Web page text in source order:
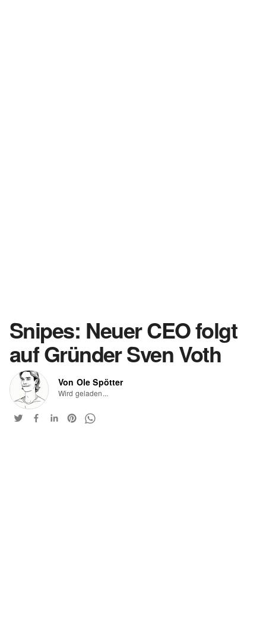
Snipes: Neuer CEO folgt
auf Gründer Sven Voth
Von Ole Spötter
Wird geladen...